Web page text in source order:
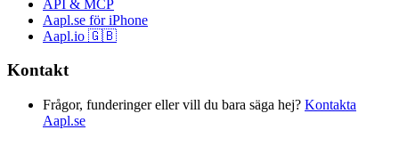
API & MCP
Aapl.se för iPhone
Aapl.io 🇬🇧
Kontakt
Frågor, funderinger eller vill du bara säga hej? Kontakta
Aapl.se